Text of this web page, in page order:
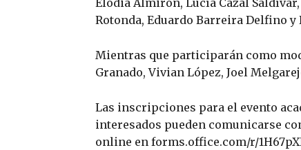
Elodia Almirón, Lucía Cazal
Rotonda, Eduardo Barreira Delfino y
Mientras que participarán como
Granado, Vivian López, Joel
Las inscripciones para el evento
interesados pueden comunicarse
online en forms.office.com/r/